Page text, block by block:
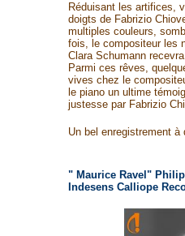
Réduisant les artifices,
doigts de Fabrizio
multiples couleurs,
fois, le compositeur les
Clara Schumann
Parmi ces rêves,
vives chez le
le piano un ultime
justesse par Fabrizio
Un bel enregistrement
" Maurice Ravel"
Indesens Calliope